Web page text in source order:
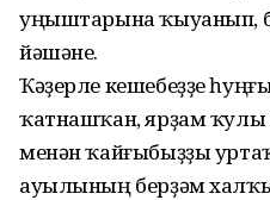
уңыштарына ҡыуанып,
йәшәне.
Ҡәҙерле кешебеҙҙе
ҡатнашҡан, ярҙам ҡулы
менән ҡайғыбыҙҙы
ауылының берҙәм